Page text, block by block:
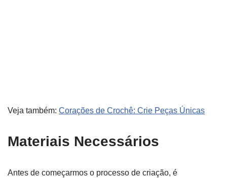
Veja também: Corações de Crochê: Crie Peças Únicas
Materiais Necessários
Antes de começarmos o processo de criação, é